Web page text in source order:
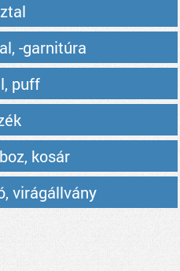
-garnitúra
puff
kosár
virágállvány